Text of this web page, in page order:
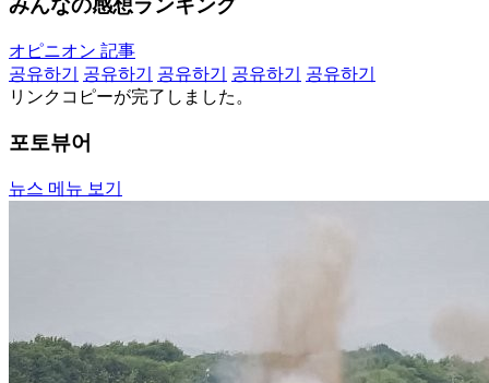
みんなの感想ランキング
オピニオン 記事
공유하기
공유하기 공유하기 공유하기
공유하기
リンクコピーが完了しました。
포토뷰어
뉴스 메뉴 보기